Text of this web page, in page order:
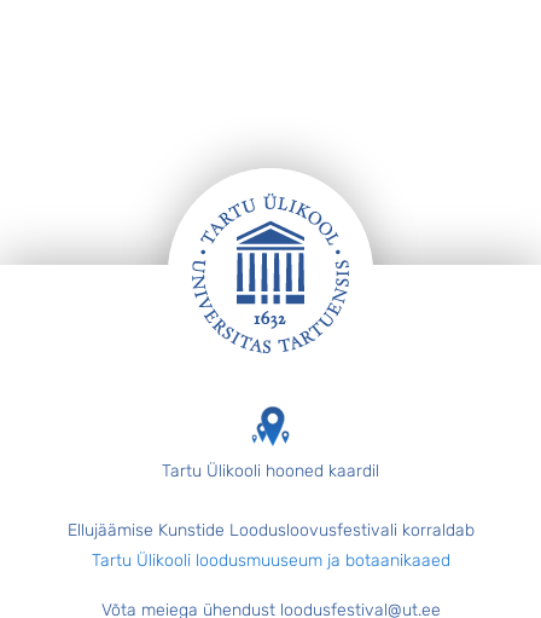
Tartu Ülikooli hooned kaardil
Ellujäämise Kunstide Loodusloovusfestivali korraldab
Tartu Ülikooli loodusmuuseum ja botaanikaaed
Võta meiega ühendust loodusfestival@ut.ee